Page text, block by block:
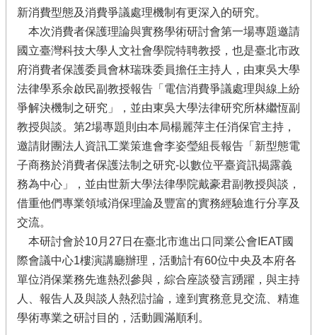
新消費型態及消費爭議處理機制有更深入的研究。
本次消費者保護理論與實務學術研討會第一場專題邀請
國立臺灣科技大學人文社會學院特聘教授，也是臺北市政
府消費者保護委員會林瑞珠委員擔任主持人，由東吳大學
法律學系余啟民副教授報告「電信消費爭議處理與線上紛
爭解決機制之研究」，並由東吳大學法律研究所林繼恆副
教授與談。第2場專題則由本局楊麗萍主任消保官主持，
邀請財團法人資訊工業策進會李姿瑩組長報告「新型態電
子商務於消費者保護法制之研究-以數位平臺資訊揭露義
務為中心」，並由世新大學法律學院戴豪君副教授與談，
借重他們專業領域消保理論及豐富的實務經驗進行分享及
交流。
本研討會於10月27日在臺北市進出口同業公會IEAT國
際會議中心1樓演講廳辦理，活動計有60位中央及本府各
單位消保業務先進熱烈參與，綜合座談發言踴躍，與主持
人、報告人及與談人熱烈討論，達到實務意見交流、精進
學術專業之研討目的，活動圓滿順利。